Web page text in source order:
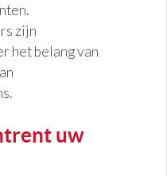
zijn
het belang van
uw